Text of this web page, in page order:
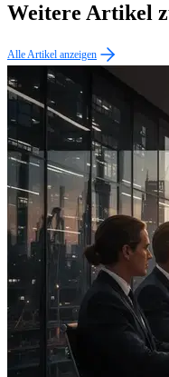
Weitere Artikel
Alle Artikel anzeigen